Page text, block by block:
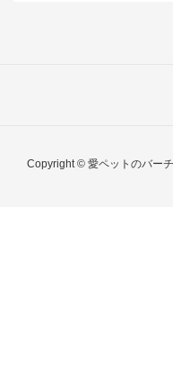
Copyright © 愛ペットのバー